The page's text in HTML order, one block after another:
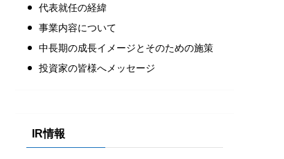
代表就任の経緯
事業内容について
中長期の成長イメージとそのための施策
投資家の皆様へメッセージ
IR情報